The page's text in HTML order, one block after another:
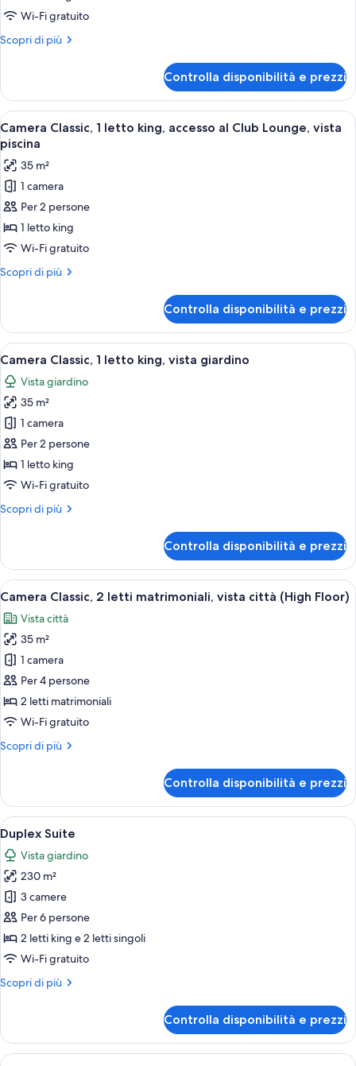
King
with
Lounge
Access
Wi-Fi gratuito
Scopri di più
Altri
Suite,
King
beds
with
Sofabed,
Club
Lounge
Access
Controlla disponibilità e prezzi
Apri
tutte
le
foto
per
Camera
Classic,
1
letto
king,
al
Club
Lounge,
vista
piscina
Una moderna camera d'albergo con
4
Camera Classic, 1 letto king, accesso al Club Lounge, vista
piscina
35 m²
1 camera
Per 2 persone
1 letto king
Wi-Fi gratuito
Scopri di più
Altri
Classic,
letto
king,
accesso
al
Club
Lounge,
vista
piscina
Controlla disponibilità e prezzi
Apri
tutte
le
foto
per
Camera
Classic,
1
king,
Una camera d'albergo con un letto
2
Camera Classic, 1 letto king, vista giardino
Vista giardino
35 m²
1 camera
Per 2 persone
1 letto king
Wi-Fi gratuito
Scopri di più
Altri
Classic,
letto
vista
giardino
Controlla disponibilità e prezzi
Apri
tutte
le
foto
per
Camera
Classic,
2
matrimoniali,
(High
Floor)
Una camera d'albergo con due letti,
2
Camera Classic, 2 letti matrimoniali, vista città (High Floor)
Vista città
35 m²
1 camera
Per 4 persone
2 letti matrimoniali
Wi-Fi gratuito
Scopri di più
Altri
Classic,
letti
matrimoniali,
vista
città
(High
Floor)
Controlla disponibilità e prezzi
Apri
tutte
le
foto
per
Duplex
Suite
Una moderna camera d'albergo
4
Duplex Suite
Vista giardino
230 m²
3 camere
Per 6 persone
2 letti king e 2 letti singoli
Wi-Fi gratuito
Scopri di più
Altri
Suite
Controlla disponibilità e prezzi
Apri
Una camera d'albergo con un letto